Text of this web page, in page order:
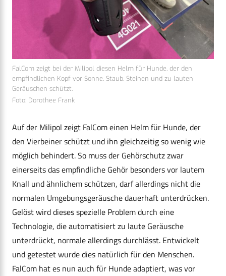
FalCom zeigt bei der Milipol diesen Helm für Hunde, der den
empfindlichen Kopf vor Sonne, Staub, Steinen und zu lauten
Geräuschen schützt.
Foto: Dorothee Frank
Auf der Milipol zeigt FalCom einen Helm für Hunde, der
den Vierbeiner schützt und ihn gleichzeitig so wenig wie
möglich behindert. So muss der Gehörschutz zwar
einerseits das empfindliche Gehör besonders vor lautem
Knall und ähnlichem schützen, darf allerdings nicht die
normalen Umgebungsgeräusche dauerhaft unterdrücken.
Gelöst wird dieses spezielle Problem durch eine
Technologie, die automatisiert zu laute Geräusche
unterdrückt, normale allerdings durchlässt. Entwickelt
und getestet wurde dies natürlich für den Menschen.
FalCom hat es nun auch für Hunde adaptiert, was vor